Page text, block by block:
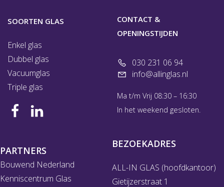
SOORTEN GLAS
Enkel glas
Dubbel glas
Vacuumglas
Triple glas
CONTACT &
OPENINGSTIJDEN
030 231 06 94
info@allinglas.nl
Ma t/m Vrij 08:30 – 16:30
In het weekend gesloten.
PARTNERS
Bouwend Nederland
Kenniscentrum Glas
BEZOEKADRES
ALL-IN GLAS (hoofdkantoor)
Gietijzerstraat 1